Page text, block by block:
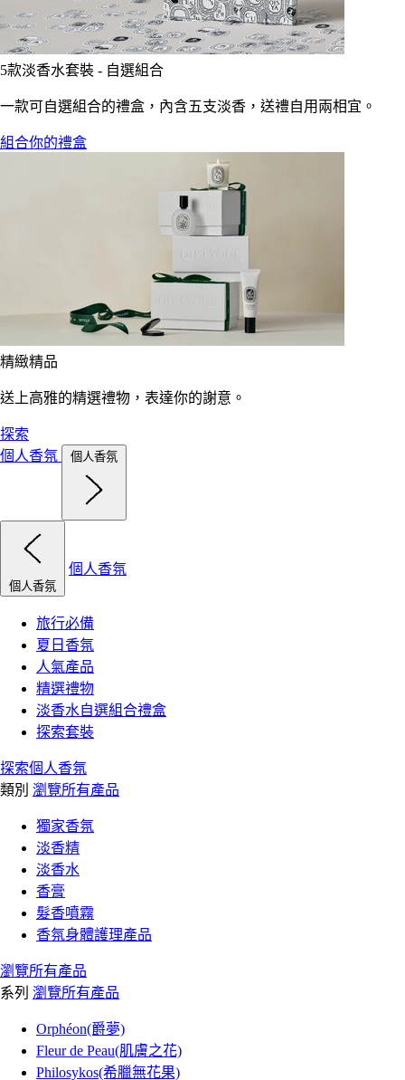
5款淡香水套裝 - 自選組合
一款可自選組合的禮盒，內含五支淡香，送禮自用兩相宜。
組合你的禮盒
精緻精品
送上高雅的精選禮物，表達你的謝意。
探索
個人香氛
個人香氛
個人香氛
個人香氛
旅行必備
夏日香氛
人氣產品
精選禮物
淡香水自選組合禮盒
探索套裝
探索個人香氛
類別 瀏覽所有產品
獨家香氛
淡香精
淡香水
香膏
髮香噴霧
香氛身體護理產品
瀏覽所有產品
系列 瀏覽所有產品
Orphéon(爵夢)
Fleur de Peau(肌膚之花)
Philosykos(希臘無花果)